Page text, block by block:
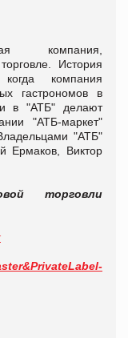
компания,
История
компания
гастрономов в
в "АТБ" делают
"АТБ-маркет"
"АТБ"
Ермаков, Виктор
торговли